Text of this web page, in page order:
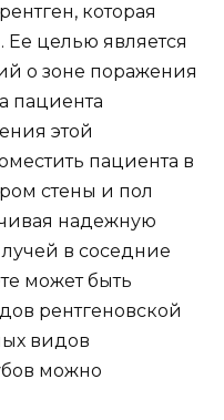
которая
Ее целью является
о зоне поражения
пациента
этой
пациента в
стены и пол
надежную
в соседние
может быть
рентгеновской
видов
можно